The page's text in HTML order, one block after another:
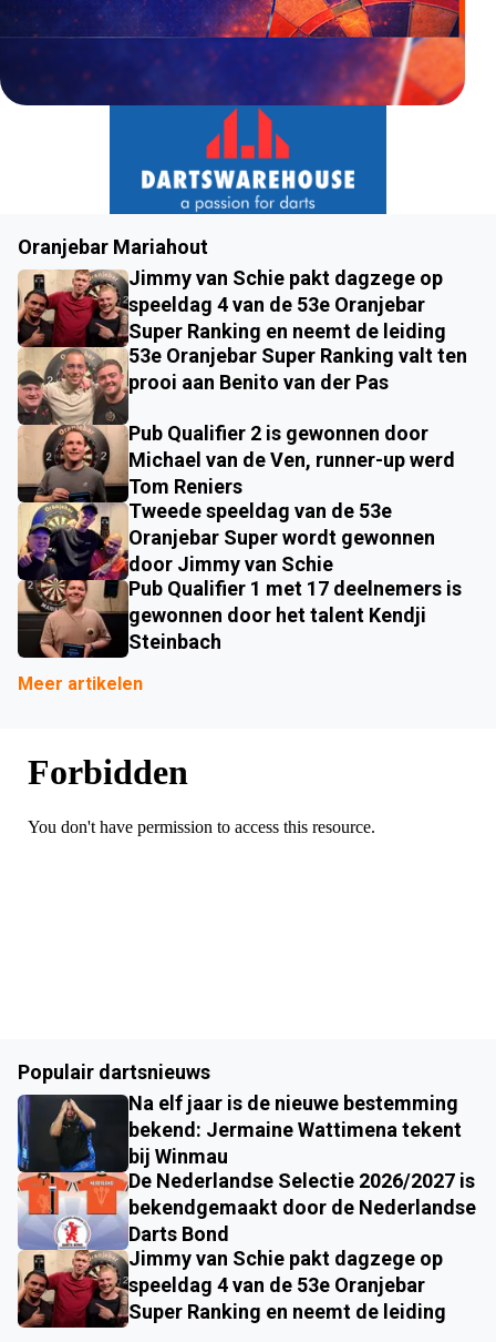
Oranjebar Mariahout
Jimmy van Schie pakt dagzege op
speeldag 4 van de 53e Oranjebar
Super Ranking en neemt de leiding
53e Oranjebar Super Ranking valt ten
prooi aan Benito van der Pas
Pub Qualifier 2 is gewonnen door
Michael van de Ven, runner-up werd
Tom Reniers
Tweede speeldag van de 53e
Oranjebar Super wordt gewonnen
door Jimmy van Schie
Pub Qualifier 1 met 17 deelnemers is
gewonnen door het talent Kendji
Steinbach
Meer artikelen
Populair dartsnieuws
Na elf jaar is de nieuwe bestemming
bekend: Jermaine Wattimena tekent
bij Winmau
De Nederlandse Selectie 2026/2027 is
bekendgemaakt door de Nederlandse
Darts Bond
Jimmy van Schie pakt dagzege op
speeldag 4 van de 53e Oranjebar
Super Ranking en neemt de leiding